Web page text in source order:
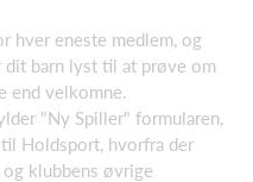
hver eneste medlem, og
barn lyst til at prøve om
end velkomne.
"Ny Spiller" formularen,
Holdsport, hvorfra der
klubbens øvrige